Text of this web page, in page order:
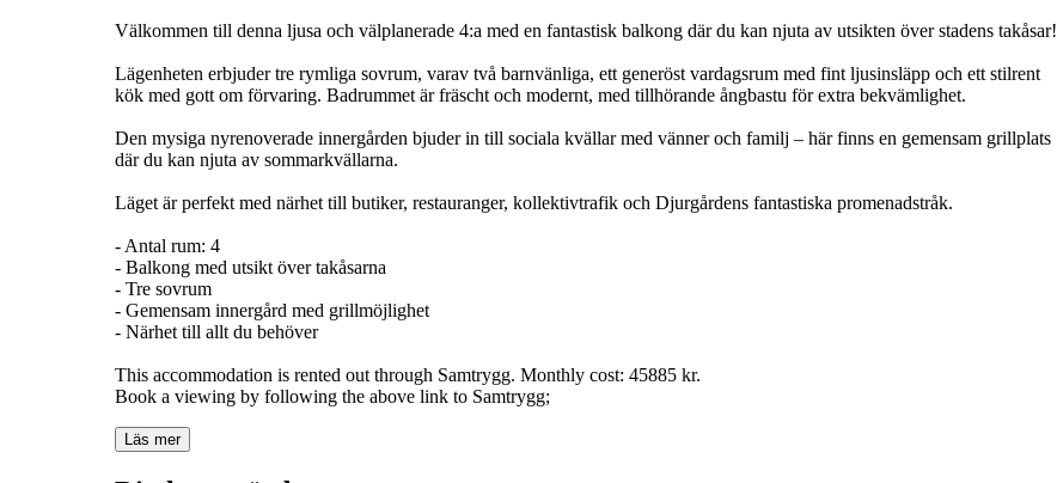
Välkommen till denna ljusa och välplanerade 4:a med en fantastisk balkong där du kan njuta av utsikten över stadens takåsar!
Lägenheten erbjuder tre rymliga sovrum, varav två barnvänliga, ett generöst vardagsrum med fint ljusinsläpp och ett stilrent
kök med gott om förvaring. Badrummet är fräscht och modernt, med tillhörande ångbastu för extra bekvämlighet.
Den mysiga nyrenoverade innergården bjuder in till sociala kvällar med vänner och familj – här finns en gemensam grillplats
där du kan njuta av sommarkvällarna.
Läget är perfekt med närhet till butiker, restauranger, kollektivtrafik och Djurgårdens fantastiska promenadstråk.
- Antal rum: 4
- Balkong med utsikt över takåsarna
- Tre sovrum
- Gemensam innergård med grillmöjlighet
- Närhet till allt du behöver
This accommodation is rented out through Samtrygg. Monthly cost: 45885 kr.
Book a viewing by following the above link to Samtrygg;
Läs mer